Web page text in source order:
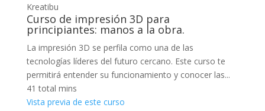
Kreatibu
Curso de impresión 3D para
principiantes: manos a la obra.
La impresión 3D se perfila como una de las
tecnologías líderes del futuro cercano. Este curso te
permitirá entender su funcionamiento y conocer las...
41 total mins
Vista previa de este curso